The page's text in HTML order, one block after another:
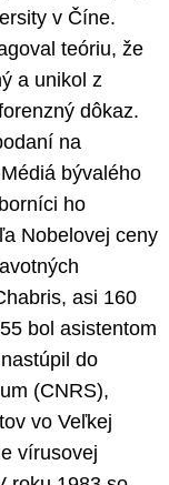
v Číne.
teóriu, že
a unikol z
dôkaz.
na
bývalého
ho
Nobelovej ceny
asi 160
bol asistentom
do
(CNRS),
vo Veľkej
vírusovej